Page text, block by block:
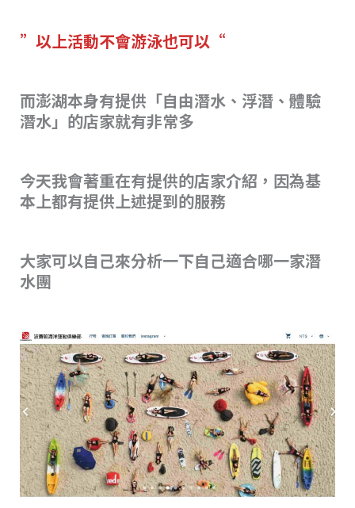
”以上活動不會游泳也可以“
而澎湖本身有提供「自由潛水、浮潛、體驗
潛水」的店家就有非常多
今天我會著重在有提供的店家介紹，因為基
本上都有提供上述提到的服務
大家可以自己來分析一下自己適合哪一家潛
水團